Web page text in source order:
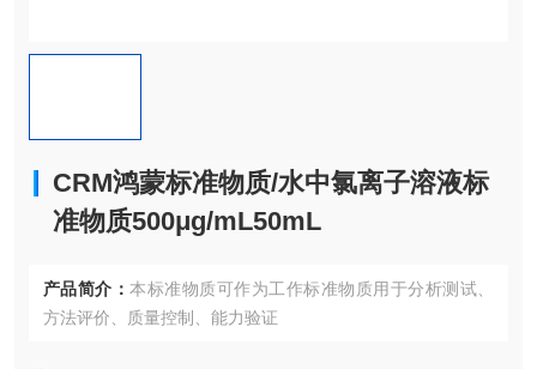
CRM鸿蒙标准物质/水中氯离子溶液标
准物质500μg/mL50mL
产品简介： 本标准物质可作为工作标准物质用于分析测试、
方法评价、质量控制、能力验证